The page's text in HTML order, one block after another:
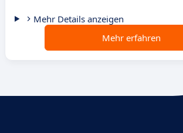
Mehr Details anzeigen
Mehr erfahren